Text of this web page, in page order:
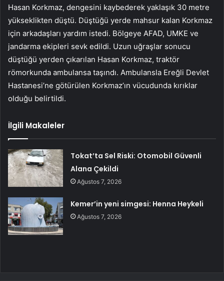
Hasan Korkmaz, dengesini kaybederek yaklaşık 30 metre
yükseklikten düştü. Düştüğü yerde mahsur kalan Korkmaz
için arkadaşları yardım istedi. Bölgeye AFAD, UMKE ve
jandarma ekipleri sevk edildi. Uzun uğraşlar sonucu
düştüğü yerden çıkarılan Hasan Korkmaz, traktör
römorkunda ambulansa taşındı. Ambulansla Ereğli Devlet
Hastanesi’ne götürülen Korkmaz’ın vücudunda kırıklar
olduğu belirtildi.
İlgili Makaleler
Tokat’ta Sel Riski: Otomobil Güvenli
Alana Çekildi
Ağustos 7, 2026
Kemer’in yeni simgesi: Henna Heykeli
Ağustos 7, 2026